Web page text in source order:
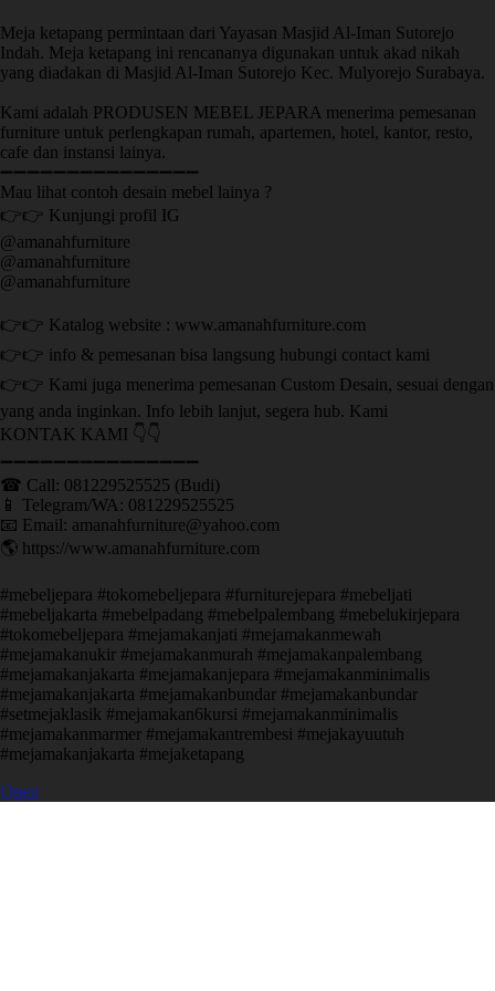
Meja ketapang permintaan dari Yayasan Masjid Al-Iman Sutorejo
Indah. Meja ketapang ini rencananya digunakan untuk akad nikah
yang diadakan di Masjid Al-Iman Sutorejo Kec. Mulyorejo Surabaya.
Kami adalah PRODUSEN MEBEL JEPARA menerima pemesanan
furniture untuk perlengkapan rumah, apartemen, hotel, kantor, resto,
cafe dan instansi lainya.
➖➖➖➖➖➖➖➖➖➖➖➖➖➖➖
Mau lihat contoh desain mebel lainya ?
👉👉 Kunjungi profil IG
@amanahfurniture
@amanahfurniture
@amanahfurniture
👉👉 Katalog website : www.amanahfurniture.com
👉👉 info & pemesanan bisa langsung hubungi contact kami
👉👉 Kami juga menerima pemesanan Custom Desain, sesuai dengan
yang anda inginkan. Info lebih lanjut, segera hub. Kami
KONTAK KAMI 👇👇
➖➖➖➖➖➖➖➖➖➖➖➖➖➖➖ ㅤ
☎ Call: 081229525525 (Budi)
📱 Telegram/WA: 081229525525
📧 Email: amanahfurniture@yahoo.com
🌎 https://www.amanahfurniture.com
#mebeljepara #tokomebeljepara #furniturejepara #mebeljati
#mebeljakarta #mebelpadang #mebelpalembang #mebelukirjepara
#tokomebeljepara #mejamakanjati #mejamakanmewah
#mejamakanukir #mejamakanmurah #mejamakanpalembang
#mejamakanjakarta #mejamakanjepara #mejamakanminimalis
#mejamakanjakarta #mejamakanbundar #mejamakanbundar
#setmejaklasik #mejamakan6kursi #mejamakanminimalis
#mejamakanmarmer #mejamakantrembesi #mejakayuutuh
#mejamakanjakarta #mejaketapang
Open